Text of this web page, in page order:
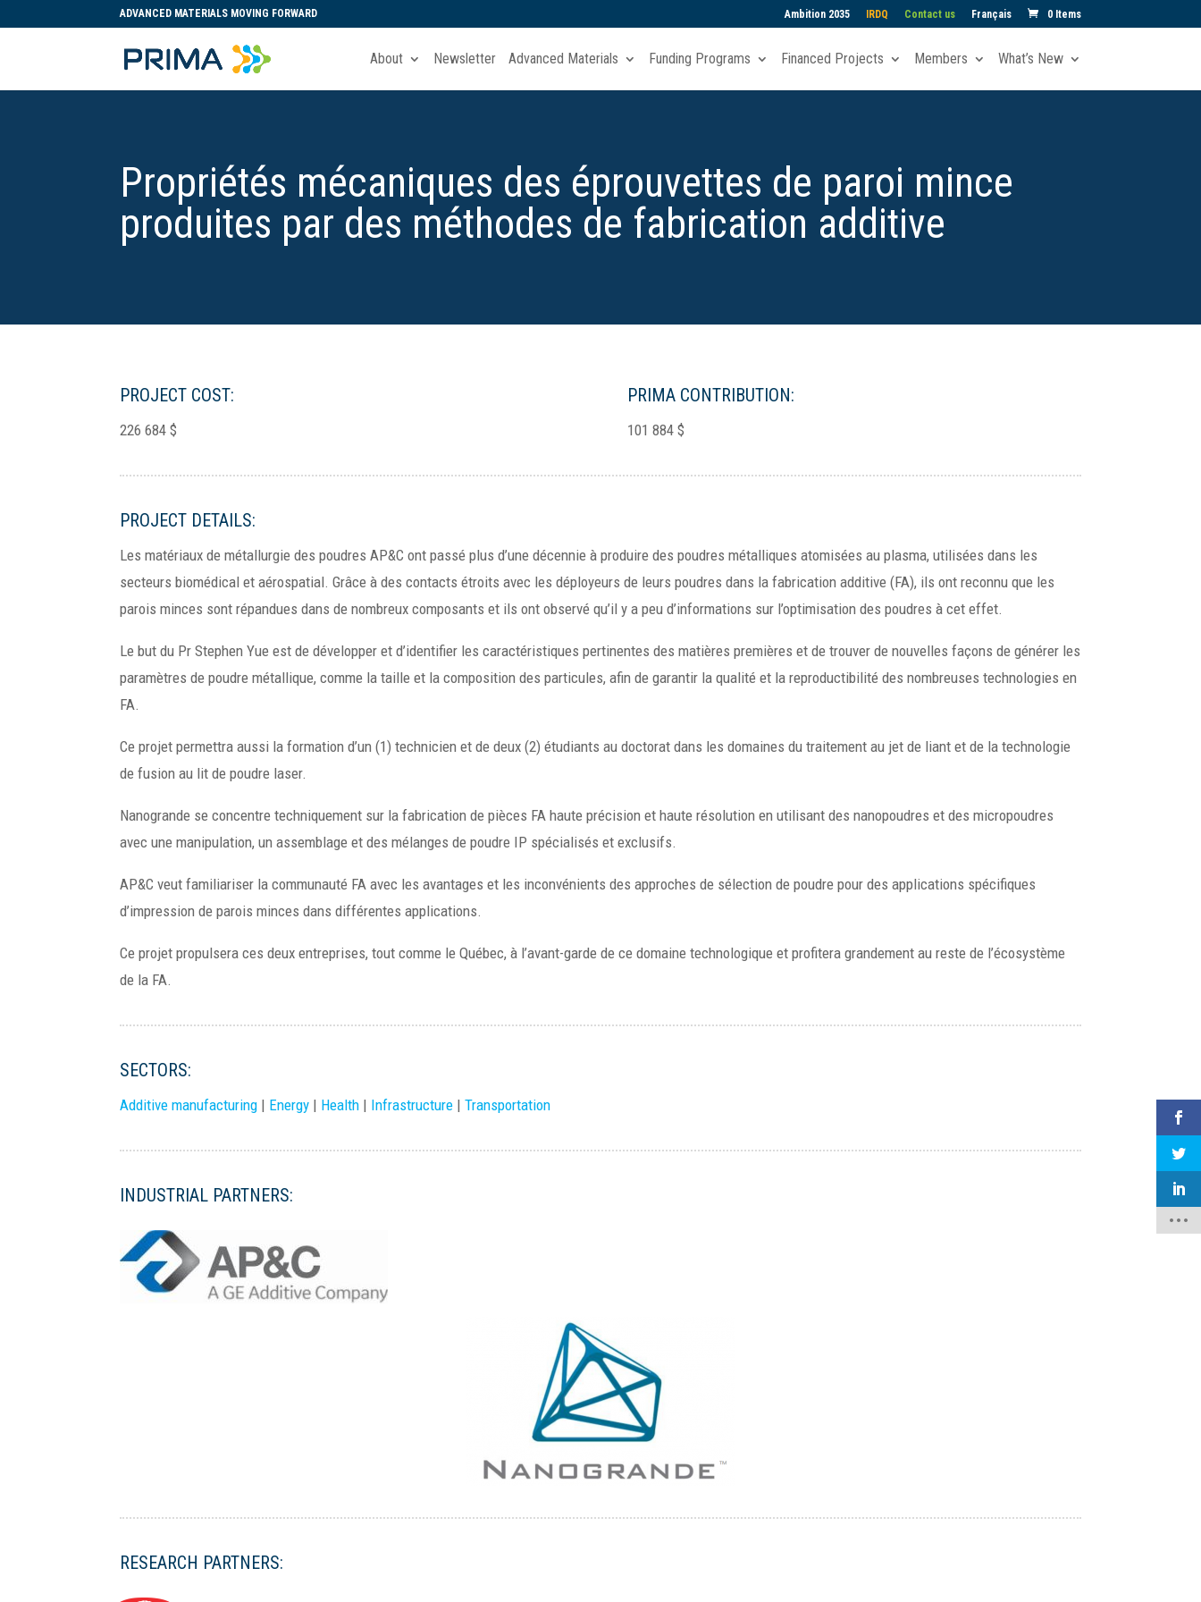
ADVANCED MATERIALS MOVING FORWARD Ambition 2035 IRDQ Contact us Français 0 Items
About Newsletter Advanced Materials Funding Programs Financed Projects Members What’s New
Propriétés mécaniques des éprouvettes de paroi mince
produites par des méthodes de fabrication additive
PROJECT COST:
226 684 $
PRIMA CONTRIBUTION:
101 884 $
PROJECT DETAILS:
Les matériaux de métallurgie des poudres AP&C ont passé plus d’une décennie à produire des poudres métalliques atomisées au plasma, utilisées dans les
secteurs biomédical et aérospatial. Grâce à des contacts étroits avec les déployeurs de leurs poudres dans la fabrication additive (FA), ils ont reconnu que les
parois minces sont répandues dans de nombreux composants et ils ont observé qu’il y a peu d’informations sur l’optimisation des poudres à cet effet.
Le but du Pr Stephen Yue est de développer et d’identifier les caractéristiques pertinentes des matières premières et de trouver de nouvelles façons de générer les
paramètres de poudre métallique, comme la taille et la composition des particules, afin de garantir la qualité et la reproductibilité des nombreuses technologies en
FA.
Ce projet permettra aussi la formation d’un (1) technicien et de deux (2) étudiants au doctorat dans les domaines du traitement au jet de liant et de la technologie
de fusion au lit de poudre laser.
Nanogrande se concentre techniquement sur la fabrication de pièces FA haute précision et haute résolution en utilisant des nanopoudres et des micropoudres
avec une manipulation, un assemblage et des mélanges de poudre IP spécialisés et exclusifs.
AP&C veut familiariser la communauté FA avec les avantages et les inconvénients des approches de sélection de poudre pour des applications spécifiques
d’impression de parois minces dans différentes applications.
Ce projet propulsera ces deux entreprises, tout comme le Québec, à l’avant-garde de ce domaine technologique et profitera grandement au reste de l’écosystème
de la FA.
SECTORS:
Additive manufacturing | Energy | Health | Infrastructure |Transportation
INDUSTRIAL PARTNERS:
RESEARCH PARTNERS: